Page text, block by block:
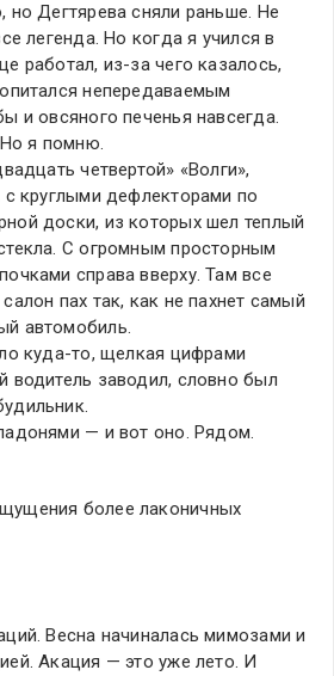
но Дегтярева сняли раньше. Не
легенда. Но когда я учился в
работал, из-за чего казалось,
непередаваемым
и овсяного печенья навсегда.
Но я помню.
четвертой» «Волги»,
круглыми дефлекторами по
доски, из которых шел теплый
С огромным просторным
справа вверху. Там все
пах так, как не пахнет самый
автомобиль.
куда-то, щелкая цифрами
водитель заводил, словно был
— и вот оно. Рядом.
более лаконичных
Весна начиналась мимозами и
Акация — это уже лето. И